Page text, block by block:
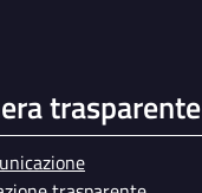
trasparente